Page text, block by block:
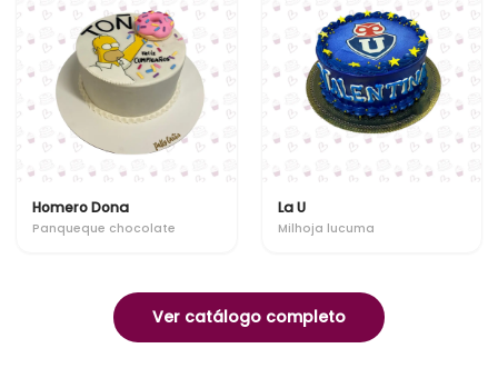
Homero Dona
Panqueque chocolate
La U
Milhoja lucuma
Ver catálogo completo